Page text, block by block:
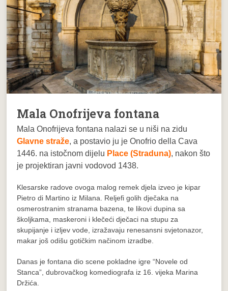
Mala Onofrijeva fontana
Mala Onofrijeva fontana nalazi se u niši na zidu
Glavne straže, a postavio ju je Onofrio della Cava
1446. na istočnom dijelu Place (Straduna), nakon što
je projektiran javni vodovod 1438.
Klesarske radove ovoga malog remek djela izveo je kipar
Pietro di Martino iz Milana. Reljefi golih dječaka na
osmerostranim stranama bazena, te likovi dupina sa
školjkama, maskeroni i klečeći dječaci na stupu za
skupijanje i izljev vode, izražavaju renesansni svjetonazor,
makar još odišu gotičkim načinom izradbe.
Danas je fontana dio scene pokladne igre “Novele od
Stanca”, dubrovačkog komediografa iz 16. vijeka Marina
Držića.